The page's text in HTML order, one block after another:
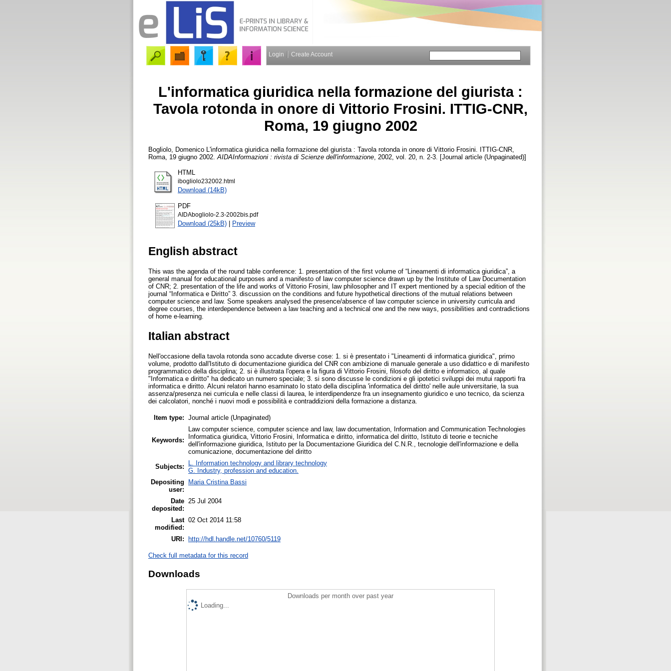
Login Create Account
L'informatica giuridica nella formazione del giurista :
Tavola rotonda in onore di Vittorio Frosini. ITTIG-CNR,
Roma, 19 giugno 2002
Bogliolo, Domenico L'informatica giuridica nella formazione del giurista : Tavola rotonda in onore di Vittorio Frosini. ITTIG-CNR,
Roma, 19 giugno 2002. AIDAInformazioni : rivista di Scienze dell'informazione , 2002, vol. 20, n. 2-3. [Journal article (Unpaginated)]
HTML
ibogliolo232002.html
Download (14kB)
PDF
AIDAbogliolo-2.3-2002bis.pdf
Download (25kB) | Preview
English abstract
This was the agenda of the round table conference: 1. presentation of the first volume of “Lineamenti di informatica giuridica”, a
general manual for educational purposes and a manifesto of law computer science drawn up by the Institute of Law Documentation
of CNR; 2. presentation of the life and works of Vittorio Frosini, law philosopher and IT expert mentioned by a special edition of the
journal “Informatica e Diritto” 3. discussion on the conditions and future hypothetical directions of the mutual relations between
computer science and law. Some speakers analysed the presence/absence of law computer science in university curricula and
degree courses, the interdependence between a law teaching and a technical one and the new ways, possibilities and contradictions
of home e-learning.
Italian abstract
Nell'occasione della tavola rotonda sono accadute diverse cose: 1. si è presentato i "Lineamenti di informatica giuridica", primo
volume, prodotto dall'Istituto di documentazione giuridica del CNR con ambizione di manuale generale a uso didattico e di manifesto
programmatico della disciplina; 2. si è illustrata l'opera e la figura di Vittorio Frosini, filosofo del diritto e informatico, al quale
"Informatica e diritto" ha dedicato un numero speciale; 3. si sono discusse le condizioni e gli ipotetici sviluppi dei mutui rapporti fra
informatica e diritto. Alcuni relatori hanno esaminato lo stato della disciplina 'informatica del diritto' nelle aule universitarie, la sua
assenza/presenza nei curricula e nelle classi di laurea, le interdipendenze fra un insegnamento giuridico e uno tecnico, da scienza
dei calcolatori, nonché i nuovi modi e possibilità e contraddizioni della formazione a distanza.
Item type: Journal article (Unpaginated)
Keywords:
Law computer science, computer science and law, law documentation, Information and Communication Technologies
Informatica giuridica, Vittorio Frosini, Informatica e diritto, informatica del diritto, Istituto di teorie e tecniche
dell'informazione giuridica, Istituto per la Documentazione Giuridica del C.N.R., tecnologie dell'informazione e della
comunicazione, documentazione del diritto
Subjects:
L. Information technology and library technology
G. Industry, profession and education.
Depositing
user:
Maria Cristina Bassi
Date
deposited:
25 Jul 2004
Last
modified:
02 Oct 2014 11:58
URI: http://hdl.handle.net/10760/5119
Check full metadata for this record
Downloads
Downloads per month over past year
Loading...